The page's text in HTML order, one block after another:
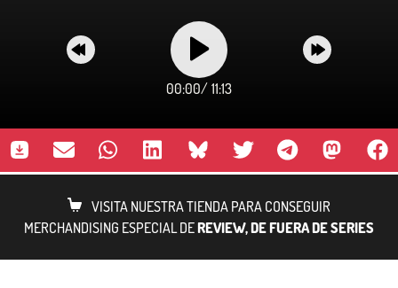
00:00/ 11:13
VISITA NUESTRA TIENDA PARA CONSEGUIR
MERCHANDISING ESPECIAL DEREVIEW, DE FUERA DE SERIES